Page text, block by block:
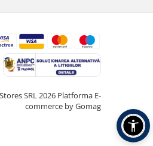
SRL 2026 Platforma E-
commerce by Gomag